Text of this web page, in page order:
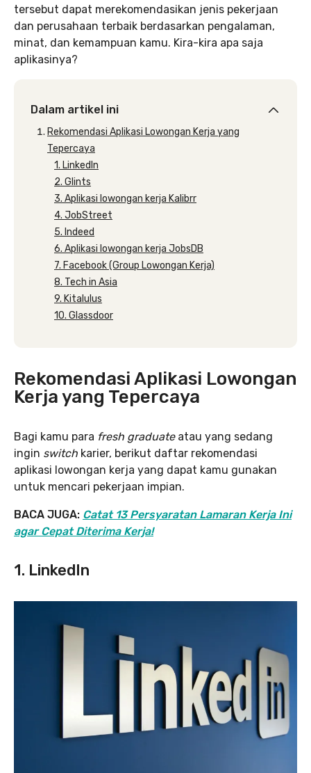
tersebut dapat merekomendasikan jenis pekerjaan
dan perusahaan terbaik berdasarkan pengalaman,
minat, dan kemampuan kamu. Kira-kira apa saja
aplikasinya?
Dalam artikel ini
Rekomendasi Aplikasi Lowongan Kerja yang
Tepercaya
1. LinkedIn
2. Glints
3. Aplikasi lowongan kerja Kalibrr
4. JobStreet
5. Indeed
6. Aplikasi lowongan kerja JobsDB
7. Facebook (Group Lowongan Kerja)
8. Tech in Asia
9. Kitalulus
10. Glassdoor
Rekomendasi Aplikasi Lowongan
Kerja yang Tepercaya
Bagi kamu para fresh graduateatau yang sedang
ingin switch karier, berikut daftar rekomendasi
aplikasi lowongan kerja yang dapat kamu gunakan
untuk mencari pekerjaan impian.
BACA JUGA: Catat 13 Persyaratan Lamaran Kerja Ini
agar Cepat Diterima Kerja!
1. LinkedIn